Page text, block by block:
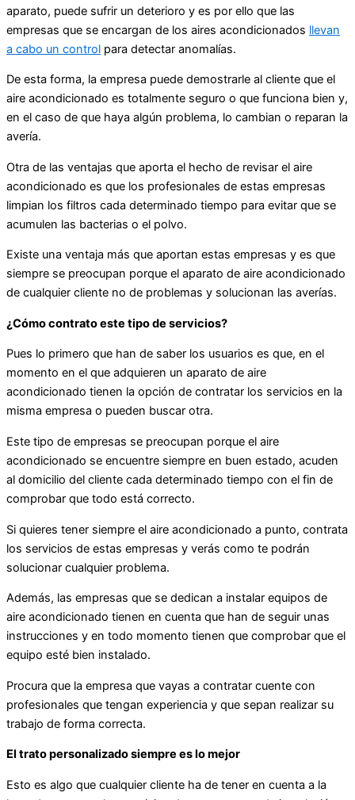
aparato, puede sufrir un deterioro y es por ello que las
empresas que se encargan de los aires acondicionados llevan
a cabo un control para detectar anomalías.
De esta forma, la empresa puede demostrarle al cliente que el
aire acondicionado es totalmente seguro o que funciona bien y,
en el caso de que haya algún problema, lo cambian o reparan la
avería.
Otra de las ventajas que aporta el hecho de revisar el aire
acondicionado es que los profesionales de estas empresas
limpian los filtros cada determinado tiempo para evitar que se
acumulen las bacterias o el polvo.
Existe una ventaja más que aportan estas empresas y es que
siempre se preocupan porque el aparato de aire acondicionado
de cualquier cliente no de problemas y solucionan las averías.
¿Cómo contrato este tipo de servicios?
Pues lo primero que han de saber los usuarios es que, en el
momento en el que adquieren un aparato de aire
acondicionado tienen la opción de contratar los servicios en la
misma empresa o pueden buscar otra.
Este tipo de empresas se preocupan porque el aire
acondicionado se encuentre siempre en buen estado, acuden
al domicilio del cliente cada determinado tiempo con el fin de
comprobar que todo está correcto.
Si quieres tener siempre el aire acondicionado a punto, contrata
los servicios de estas empresas y verás como te podrán
solucionar cualquier problema.
Además, las empresas que se dedican a instalar equipos de
aire acondicionado tienen en cuenta que han de seguir unas
instrucciones y en todo momento tienen que comprobar que el
equipo esté bien instalado.
Procura que la empresa que vayas a contratar cuente con
profesionales que tengan experiencia y que sepan realizar su
trabajo de forma correcta.
El trato personalizado siempre es lo mejor
Esto es algo que cualquier cliente ha de tener en cuenta a la